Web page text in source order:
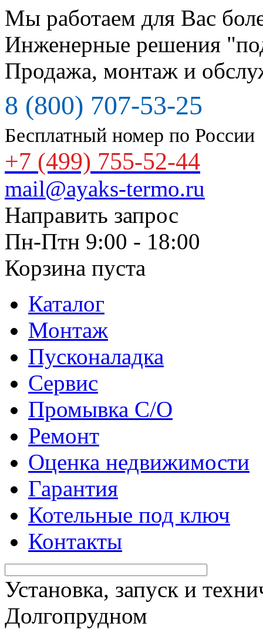
Мы работаем для Вас
Инженерные решения
Продажа, монтаж и
8 (800) 707-53-25
Бесплатный номер по России
+7 (499) 755-52-44
mail@ayaks-termo.ru
Направить запрос
Пн-Птн 9:00 - 18:00
Корзина пуста
Каталог
Монтаж
Пусконаладка
Сервис
Промывка С/О
Ремонт
Оценка недвижимости
Гарантия
Котельные под ключ
Контакты
Установка, запуск и
Долгопрудном